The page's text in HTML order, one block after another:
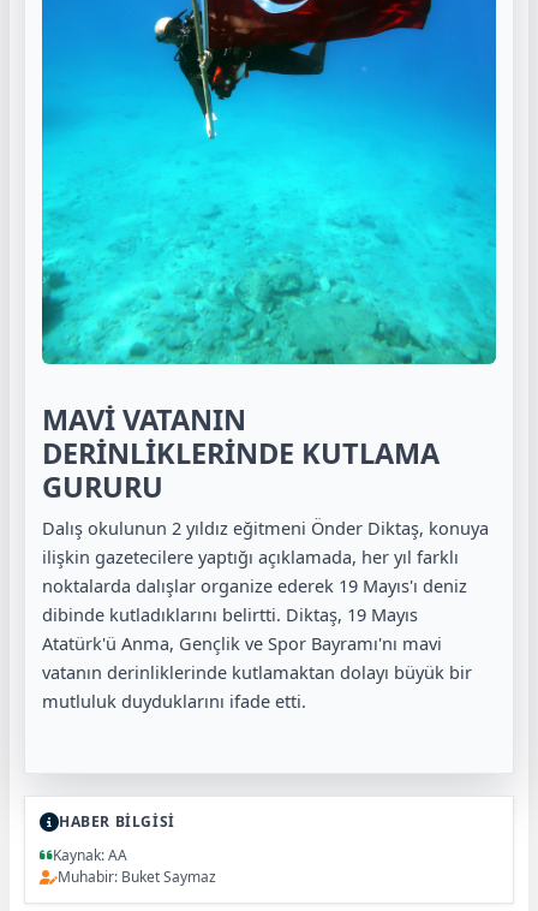
MAVİ VATANIN
DERİNLİKLERİNDE KUTLAMA
GURURU
Dalış okulunun 2 yıldız eğitmeni Önder Diktaş, konuya
ilişkin gazetecilere yaptığı açıklamada, her yıl farklı
noktalarda dalışlar organize ederek 19 Mayıs'ı deniz
dibinde kutladıklarını belirtti. Diktaş, 19 Mayıs
Atatürk'ü Anma, Gençlik ve Spor Bayramı'nı mavi
vatanın derinliklerinde kutlamaktan dolayı büyük bir
mutluluk duyduklarını ifade etti.
HABER BİLGİSİ
Kaynak: AA
Muhabir: Buket Saymaz